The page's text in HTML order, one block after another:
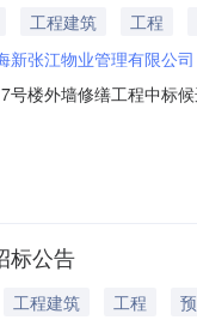
工程建筑
工程
新张江物业管理有限公司
号楼外墙修缮工程中标
期：45天；中标候选
标公告
工程建筑 工程